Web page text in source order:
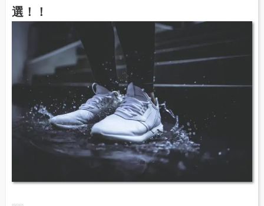
選！！